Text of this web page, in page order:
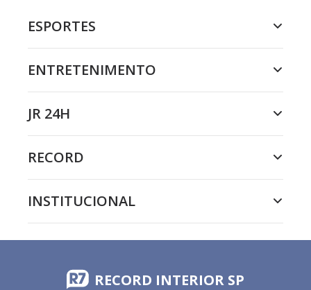
ESPORTES
ENTRETENIMENTO
JR 24H
RECORD
INSTITUCIONAL
RECORD INTERIOR SP